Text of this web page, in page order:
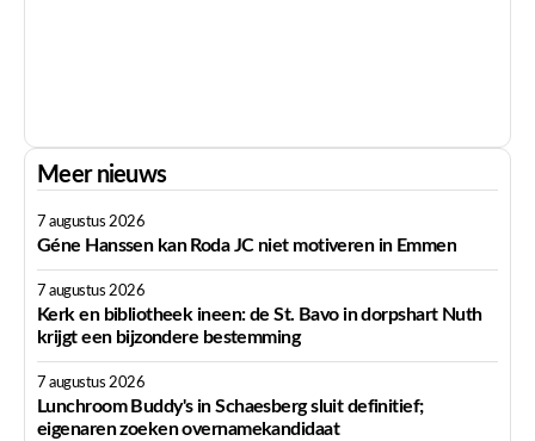
Meer nieuws
7 augustus 2026
Géne Hanssen kan Roda JC niet motiveren in Emmen
7 augustus 2026
Kerk en bibliotheek ineen: de St. Bavo in dorpshart Nuth
krijgt een bijzondere bestemming
7 augustus 2026
Lunchroom Buddy's in Schaesberg sluit definitief;
eigenaren zoeken overnamekandidaat